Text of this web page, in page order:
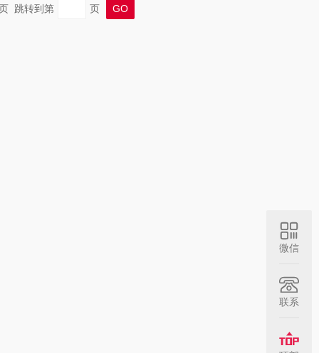
跳转到第 页
微信
联系